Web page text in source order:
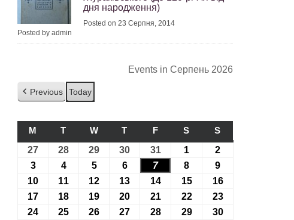
дня народження)
Posted on 23 Серпня, 2014
Posted by admin
Events in Серпень 2026
Previous Today
M ПОНЕДІЛОК
T ВІВТОРОК
WСЕРЕДА
T ЧЕТВЕР
FП’ЯТНИЦЯ
S СУБОТА
S
27 27.07.2026
28 28.07.2026
29 29.07.2026
30 30.07.2026
3131.07.2026
1 01.08.2026
2
303.08.2026
404.08.2026
505.08.2026
606.08.2026
707.08.2026
8 08.08.2026
9
10 10.08.2026
11 11.08.2026
12 12.08.2026
13 13.08.2026
1414.08.2026
1515.08.2026
1616.08.2026
17 17.08.2026
18 18.08.2026
19 19.08.2026
20 20.08.2026
2121.08.2026
2222.08.2026
2323.08.2026
24 24.08.2026
25 25.08.2026
26 26.08.2026
27 27.08.2026
2828.08.2026
2929.08.2026
3030.08.2026